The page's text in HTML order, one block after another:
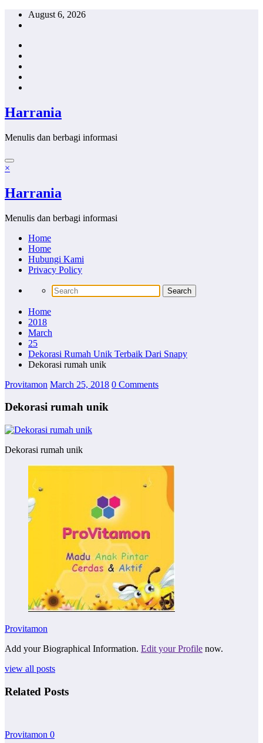
Skip
August 6, 2026
Harrania
Menulis dan berbagi informasi
×
Harrania
Menulis dan berbagi informasi
Home
Home
Hubungi Kami
Privacy Policy
Home
2018
March
25
Dekorasi Rumah Unik Terbaik Dari Snapy
Dekorasi rumah unik
Provitamon March 25, 2018 0 Comments
Dekorasi rumah unik
Dekorasi rumah unik
Provitamon
Add your Biographical Information. Edit your Profile now.
view all posts
Related Posts
Provitamon 0